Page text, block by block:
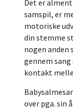
Det er
samspil, er
motoriske
din stemme
nogen anden
gennem sang
kontakt
over pga. sin